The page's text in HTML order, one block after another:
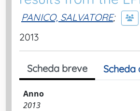
PANICO, SALVATORE;
2013
Scheda breve Scheda
Anno
2013